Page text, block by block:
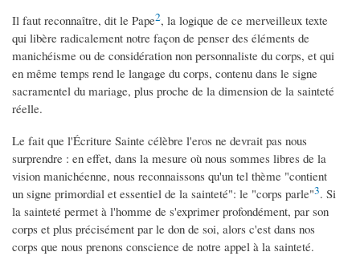
Il faut reconnaître, dit le Pape2, la logique de ce merveilleux texte
qui libère radicalement notre façon de penser des éléments de
manichéisme ou de considération non personnaliste du corps, et qui
en même temps rend le langage du corps, contenu dans le signe
sacramentel du mariage, plus proche de la dimension de la sainteté
réelle.
Le fait que l'Écriture Sainte célèbre l'eros ne devrait pas nous
surprendre : en effet, dans la mesure où nous sommes libres de la
vision manichéenne, nous reconnaissons qu'un tel thème "contient
un signe primordial et essentiel de la sainteté": le "corps parle"3. Si
la sainteté permet à l'homme de s'exprimer profondément, par son
corps et plus précisément par le don de soi, alors c'est dans nos
corps que nous prenons conscience de notre appel à la sainteté.